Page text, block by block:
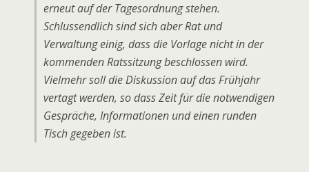
erneut auf der Tagesordnung stehen.
Schlussendlich sind sich aber Rat und
Verwaltung einig, dass die Vorlage nicht in der
kommenden Ratssitzung beschlossen wird.
Vielmehr soll die Diskussion auf das Frühjahr
vertagt werden, so dass Zeit für die notwendigen
Gespräche, Informationen und einen runden
Tisch gegeben ist.